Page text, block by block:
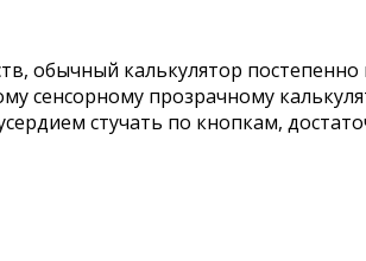
калькулятор постепенно
сенсорному прозрачному
стучать по кнопкам,